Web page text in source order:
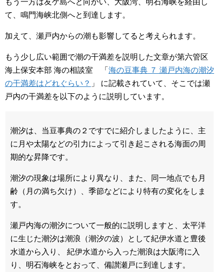
もう一方は友ケ島へと向かい、大阪湾、明石海峡を経由し
て、鳴門海峡北側へと到達します。
加えて、瀬戸内からの潮も影響してると考えられます。
もう少し広い範囲で潮の干満差を説明した文章が第六管区
海上保安本部 海の相談室 「 海の豆事典 ７ 瀬戸内海の潮汐
の干満差はどれぐらい？ 」 に記載されていて、そこでは瀬
戸内の干満差を以下のように説明しています。
潮汐は、当豆事典の２ですでに紹介しましたように、主
に月や太陽などの引力によって引き起こされる海面の周
期的な昇降です。
潮汐の現象は場所により異なり、また、同一地点でも月
齢（月の満ち欠け）、季節などにより特有の変化をしま
す。
瀬戸内海の潮汐について一般的に説明しますと、太平洋
に生じた潮汐は潮浪（潮汐の波）として紀伊水道と豊後
水道から入り、 紀伊水道から入った潮浪は大阪湾に入
り、明石海峡をとおって、備讃瀬戸に到達します。